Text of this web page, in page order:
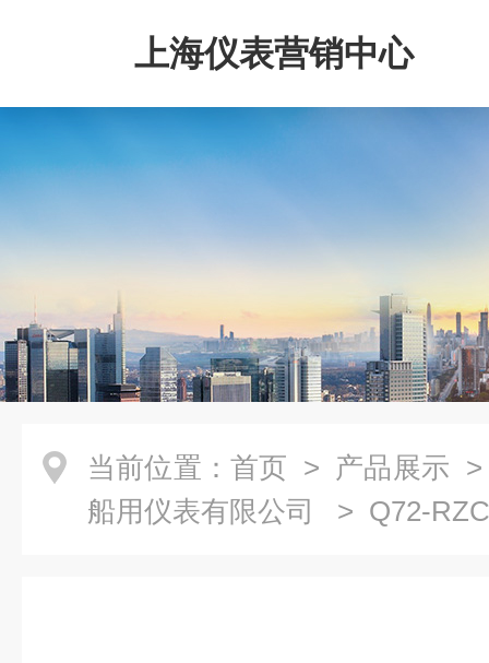
上海仪表营销中心
当前位置： 首页 > 产品展示
船用仪表有限公司
> Q72-